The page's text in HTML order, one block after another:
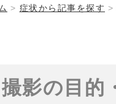
症状から記事を探す
影の目